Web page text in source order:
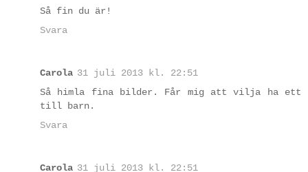
Så fin du är!
Svara
Carola 31 juli 2013 kl. 22:51
Så himla fina bilder. Får mig att vilja ha ett
till barn.
Svara
Carola 31 juli 2013 kl. 22:51